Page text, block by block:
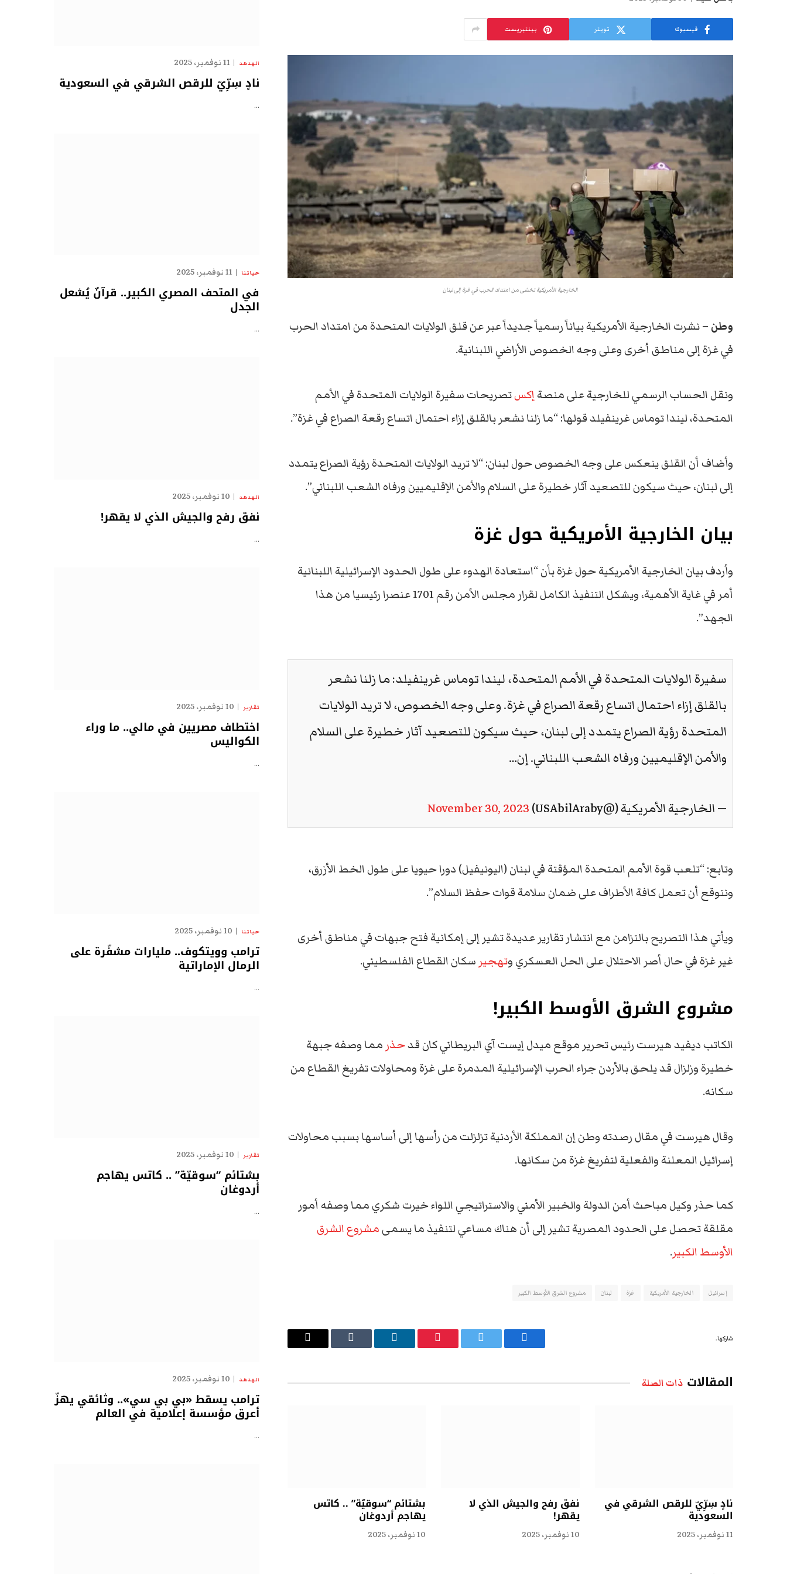
فيسبوك تويتر بينتيريست
الخارجية الأمريكية تخشى من امتداد الحرب في غزة إلى لبنان
وطن – نشرت الخارجية الأمريكية بياناً رسمياً جديداً عبر عن قلق الولايات المتحدة من امتداد الحرب
في غزة إلى مناطق أخرى وعلى وجه الخصوص الأراضي اللبنانية.
ونقل الحساب الرسمي للخارجية على منصةإكستصريحات سفيرة الولايات المتحدة في الأمم
المتحدة، ليندا توماس غرينفيلد قولها: “ما زلنا نشعر بالقلق إزاء احتمال اتساع رقعة الصراع في غزة”.
وأضاف أن القلق ينعكس على وجه الخصوص حول لبنان: “لا تريد الولايات المتحدة رؤية الصراع يتمدد
إلى لبنان، حيث سيكون للتصعيد آثار خطيرة على السلام والأمن الإقليميين ورفاه الشعب اللبناني”.
بيان الخارجية الأمريكية حول غزة
وأردف بيان الخارجية الأمريكية حول غزة بأن “استعادة الهدوء على طول الحدود الإسرائيلية اللبنانية
أمر في غاية الأهمية، ويشكل التنفيذ الكامل لقرار مجلس الأمن رقم 1701 عنصرا رئيسيا من هذا
الجهد”.
سفيرة الولايات المتحدة في الأمم المتحدة، ليندا توماس غرينفيلد: ما زلنا نشعر
بالقلق إزاء احتمال اتساع رقعة الصراع في غزة. وعلى وجه الخصوص، لا تريد الولايات
المتحدة رؤية الصراع يتمدد إلى لبنان، حيث سيكون للتصعيد آثار خطيرة على السلام
والأمن الإقليميين ورفاه الشعب اللبناني. إن…
— الخارجية الأمريكية (@USAbilAraby) November 30, 2023
وتابع: “تلعب قوة الأمم المتحدة المؤقتة في لبنان (اليونيفيل) دورا حيويا على طول الخط الأزرق،
ونتوقع أن تعمل كافة الأطراف على ضمان سلامة قوات حفظ السلام”.
ويأتي هذا التصريح بالتزامن مع انتشار تقارير عديدة تشير إلى إمكانية فتح جبهات في مناطق أخرى
غير غزة في حال أصر الاحتلال على الحل العسكري وتهجير سكان القطاع الفلسطيني.
مشروع الشرق الأوسط الكبير!
الكاتب ديفيد هيرست رئيس تحرير موقع ميدل إيست آي البريطاني كان قدحذر مما وصفه جبهة
خطيرة وزلزال قد يلحق بالأردن جراء الحرب الإسرائيلية المدمرة على غزة ومحاولات تفريغ القطاع من
سكانه.
وقال هيرست في مقال رصدته وطن إن المملكة الأردنية تزلزلت من رأسها إلى أساسها بسبب محاولات
إسرائيل المعلنة والفعلية لتفريغ غزة من سكانها.
كما حذر وكيل مباحث أمن الدولة والخبير الأمني والاستراتيجي اللواء خيرت شكري مما وصفه أمور
مقلقة تحصل على الحدود المصرية تشير إلى أن هناك مساعي لتنفيذ ما يسمىمشروع الشرق
الأوسط الكبير.
إسرائيل الخارجية الأمريكية غزة لبنان مشروع الشرق الأوسط الكبير
شاركها.
فيسبوك تويتر بينتيريست لينكدإن Tumblr
البريد
المقالات ذات الصلة
نادٍ سِرِّيّ للرقص الشرقي في
السعودية
11 نوفمبر، 2025
نفق رفح والجيش الذي لا
يقهر!
10 نوفمبر، 2025
بشتائم “سوقيّة” .. كاتس
يهاجم أردوغان
10 نوفمبر، 2025
الهدهد 11 نوفمبر، 2025
نادٍ سِرِّيّ للرقص الشرقي في السعودية
…
حياتنا 11 نوفمبر، 2025
في المتحف المصري الكبير.. قرآنٌ يُشعل
الجدل
…
الهدهد 10 نوفمبر، 2025
نفق رفح والجيش الذي لا يقهر!
…
تقارير 10 نوفمبر، 2025
اختطاف مصريين في مالي.. ما وراء
الكواليس
…
حياتنا 10 نوفمبر، 2025
ترامب وويتكوف.. مليارات مشفّرة على
الرمال الإماراتية
…
تقارير 10 نوفمبر، 2025
بشتائم “سوقيّة” .. كاتس يهاجم
أردوغان
…
الهدهد 10 نوفمبر، 2025
ترامب يسقط «بي بي سي».. وثائقي يهزّ
أعرق مؤسسة إعلامية في العالم
…